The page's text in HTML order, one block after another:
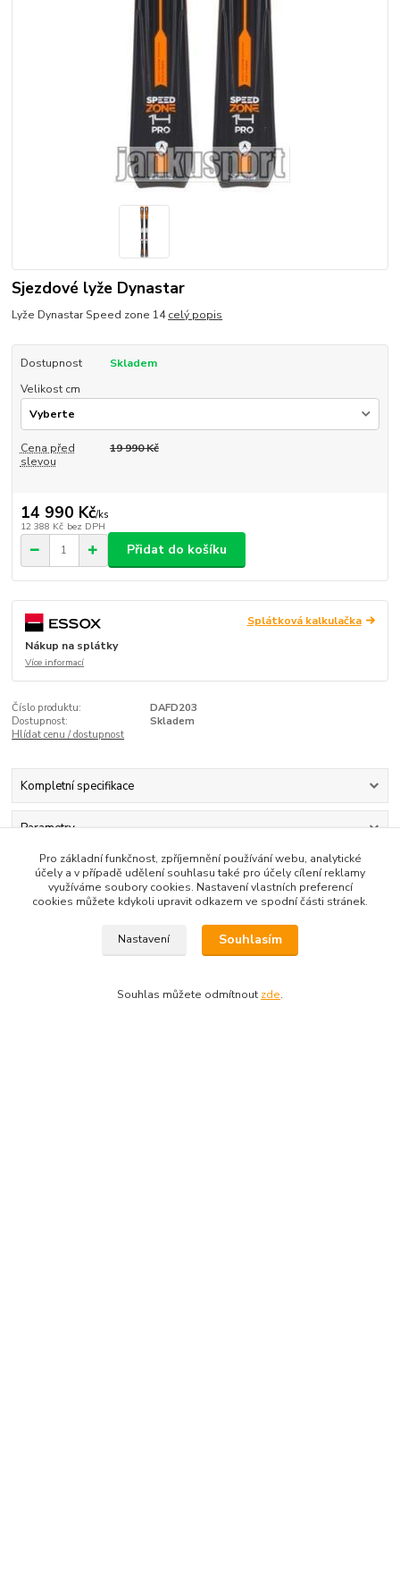
Sjezdové lyže Dynastar
Lyže Dynastar Speed zone 14celý popis
Dostupnost
Skladem
Velikost cm
Cena před
slevou
19 990 Kč
14 990 Kč/ks
12 388 Kč bez DPH
Přidat do košíku
Splátková kalkulačka
Nákup na splátky
Více informací
Číslo produktu:
DAFD203
Dostupnost:
Skladem
Hlídat cenu / dostupnost
Kompletní specifikace
Parametry
Komentáře 0
Pro základní funkčnost, zpříjemnění používání webu, analytické
účely a v případě udělení souhlasu také pro účely cílení reklamy
využíváme soubory cookies. Nastavení vlastních preferencí
cookies můžete kdykoli upravit odkazem ve spodní části stránek.
Nastavení Souhlasím
Souhlas můžete odmítnout zde.